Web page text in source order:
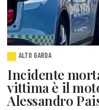
ALTO GARDA
Incidente
vittima è il
Alessandro